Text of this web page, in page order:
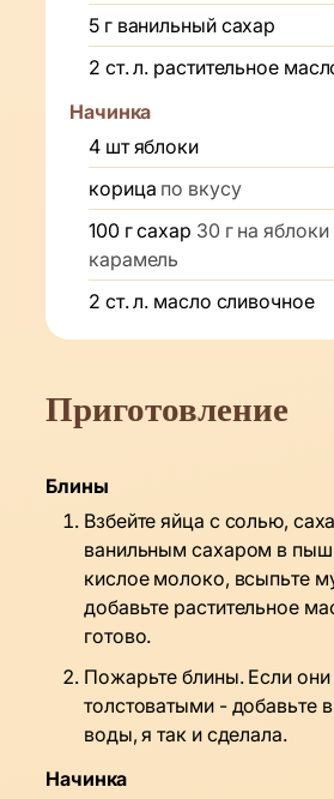
5 г ванильный сахар
2 ст. л. растительное
Начинка
4 шт яблоки
корица по вкусу
100 гсахар 30 г на яблоки
карамель
2 ст. л. масло сливочное
Приготовление
Блины
Взбейте яйца с солью,
ванильным сахаром в
кислое молоко, всыпьте
добавьте растительное
готово.
Пожарьте блины. Если они
толстоватыми - добавьте
воды, я так и сделала.
Начинка